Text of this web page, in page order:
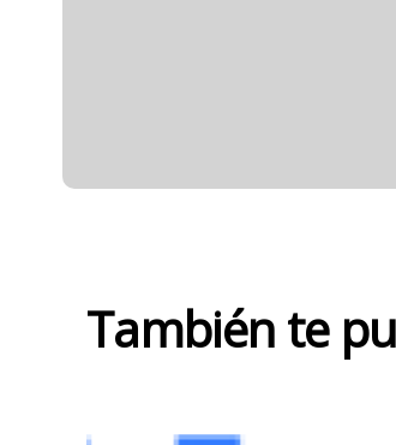
También te